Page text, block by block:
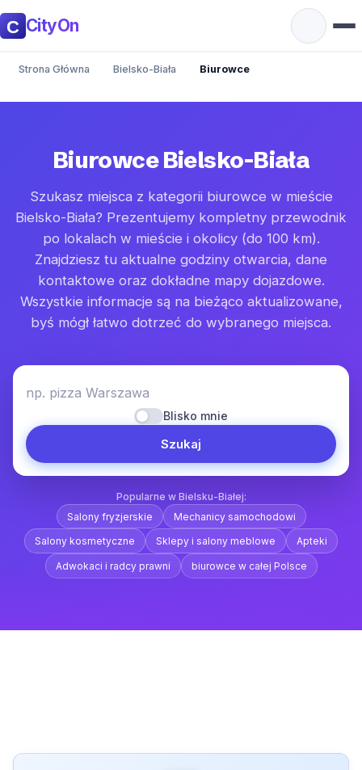
CityOn
Strona Główna Bielsko-Biała Biurowce
Biurowce Bielsko-Biała
Szukasz miejsca z kategorii biurowce w mieście
Bielsko-Biała? Prezentujemy kompletny przewodnik
po lokalach w mieście i okolicy (do 100 km).
Znajdziesz tu aktualne godziny otwarcia, dane
kontaktowe oraz dokładne mapy dojazdowe.
Wszystkie informacje są na bieżąco aktualizowane,
byś mógł łatwo dotrzeć do wybranego miejsca.
np. pizza Warszawa
Blisko mnie
Szukaj
Popularne w Bielsku-Białej:
Salony fryzjerskie
Mechanicy samochodowi
Salony kosmetyczne Sklepy i salony meblowe Apteki
Adwokaci i radcy prawni biurowce w całej Polsce